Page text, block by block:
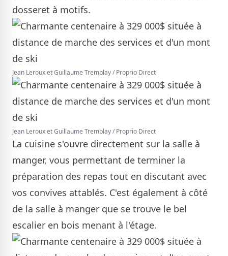
dosseret à motifs.
Jean Leroux et Guillaume Tremblay / Proprio Direct
Jean Leroux et Guillaume Tremblay / Proprio Direct
La cuisine s'ouvre directement sur la salle à
manger, vous permettant de terminer la
préparation des repas tout en discutant avec
vos convives attablés. C'est également à côté
de la salle à manger que se trouve le bel
escalier en bois menant à l'étage.